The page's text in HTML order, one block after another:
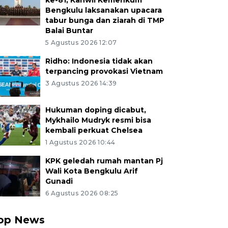
Bengkulu laksanakan upacara
tabur bunga dan ziarah di TMP
Balai Buntar
5 Agustus 2026 12:07
Ridho: Indonesia tidak akan
terpancing provokasi Vietnam
3 Agustus 2026 14:39
Hukuman doping dicabut,
Mykhailo Mudryk resmi bisa
kembali perkuat Chelsea
1 Agustus 2026 10:44
KPK geledah rumah mantan Pj
Wali Kota Bengkulu Arif
Gunadi
6 Agustus 2026 08:25
News